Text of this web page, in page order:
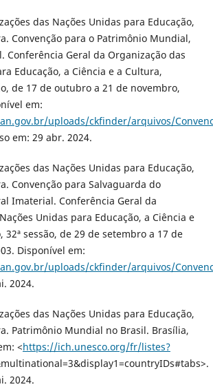
das Nações Unidas para Educação,
Convenção para o Patrimônio Mundial,
Conferência Geral da Organização das
Educação, a Ciência e a Cultura,
de 17 de outubro a 21 de novembro,
em:
uploads/ckfinder/arquivos/
em: 29 abr. 2024.
das Nações Unidas para Educação,
Convenção para Salvaguarda do
Imaterial. Conferência Geral da
Unidas para Educação, a Ciência e
32ª sessão, de 29 de setembro a 17 de
Disponível em:
uploads/ckfinder/arquivos/
2024.
das Nações Unidas para Educação,
Patrimônio Mundial no Brasil. Brasília,
<https://ich.unesco.org/fr/listes?
2024.